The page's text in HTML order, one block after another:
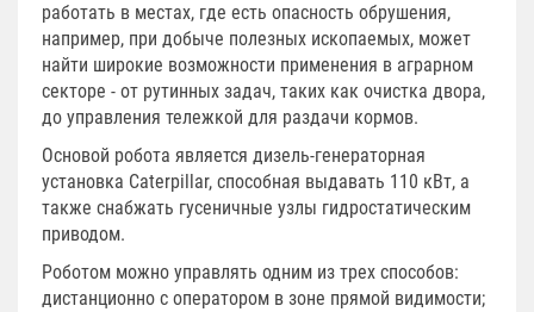
работать в местах, где есть опасность обрушения,
например, при добыче полезных ископаемых, может
найти широкие возможности применения в аграрном
секторе - от рутинных задач, таких как очистка двора,
до управления тележкой для раздачи кормов.
Основой робота является дизель-генераторная
установка Caterpillar, способная выдавать 110 кВт, а
также снабжать гусеничные узлы гидростатическим
приводом.
Роботом можно управлять одним из трех способов:
дистанционно с оператором в зоне прямой видимости;